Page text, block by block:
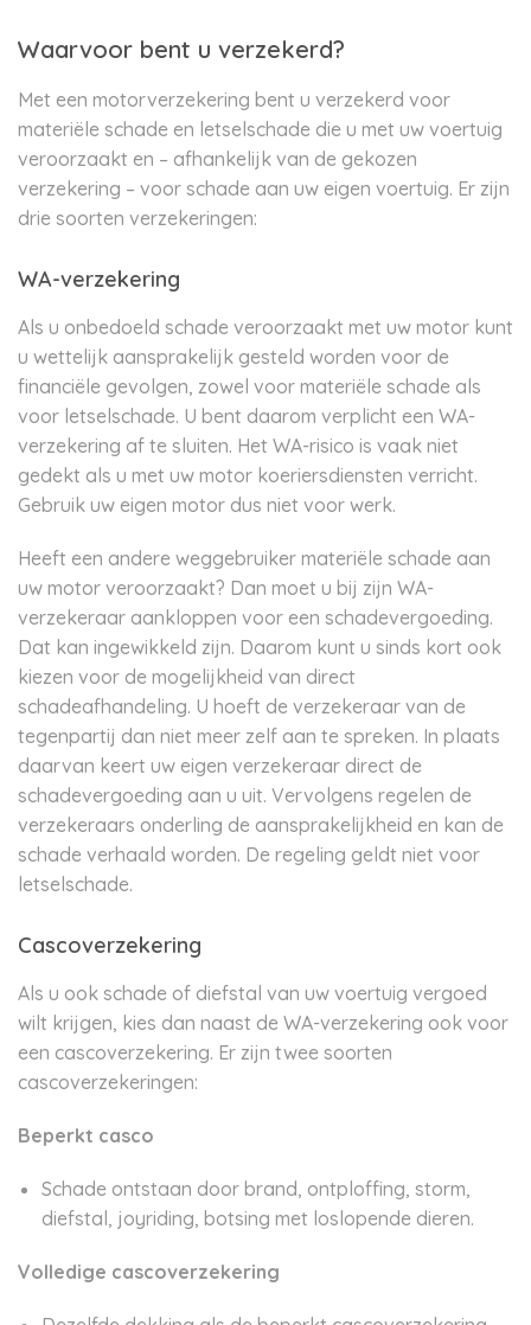
Waarvoor bent u verzekerd?
Met een motorverzekering bent u verzekerd voor
materiële schade en letselschade die u met uw voertuig
veroorzaakt en – afhankelijk van de gekozen
verzekering – voor schade aan uw eigen voertuig. Er zijn
drie soorten verzekeringen:
WA-verzekering
Als u onbedoeld schade veroorzaakt met uw motor kunt
u wettelijk aansprakelijk gesteld worden voor de
financiële gevolgen, zowel voor materiële schade als
voor letselschade. U bent daarom verplicht een WA-
verzekering af te sluiten. Het WA-risico is vaak niet
gedekt als u met uw motor koeriersdiensten verricht.
Gebruik uw eigen motor dus niet voor werk.
Heeft een andere weggebruiker materiële schade aan
uw motor veroorzaakt? Dan moet u bij zijn WA-
verzekeraar aankloppen voor een schadevergoeding.
Dat kan ingewikkeld zijn. Daarom kunt u sinds kort ook
kiezen voor de mogelijkheid van direct
schadeafhandeling. U hoeft de verzekeraar van de
tegenpartij dan niet meer zelf aan te spreken. In plaats
daarvan keert uw eigen verzekeraar direct de
schadevergoeding aan u uit. Vervolgens regelen de
verzekeraars onderling de aansprakelijkheid en kan de
schade verhaald worden. De regeling geldt niet voor
letselschade.
Cascoverzekering
Als u ook schade of diefstal van uw voertuig vergoed
wilt krijgen, kies dan naast de WA-verzekering ook voor
een cascoverzekering. Er zijn twee soorten
cascoverzekeringen:
Beperkt casco
Schade ontstaan door brand, ontploffing, storm,
diefstal, joyriding, botsing met loslopende dieren.
Volledige cascoverzekering